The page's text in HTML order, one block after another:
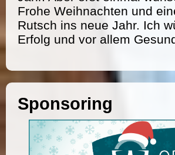
Frohe Weihnachten und
Rutsch ins neue Jahr. Ich
Erfolg und vor allem
Sponsoring